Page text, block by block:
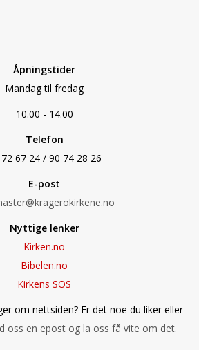
Åpningstider
Mandag til fredag
10.00 - 14.00
Telefon
67 24 / 90 74 28 26
E-post
Nyttige lenker
Kirken.no
Bibelen.no
Kirkens SOS
om nettsiden? Er det noe du liker eller
oss en epost og la oss få vite om det.